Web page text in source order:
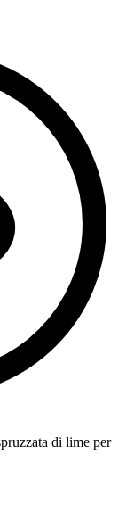
di lime per